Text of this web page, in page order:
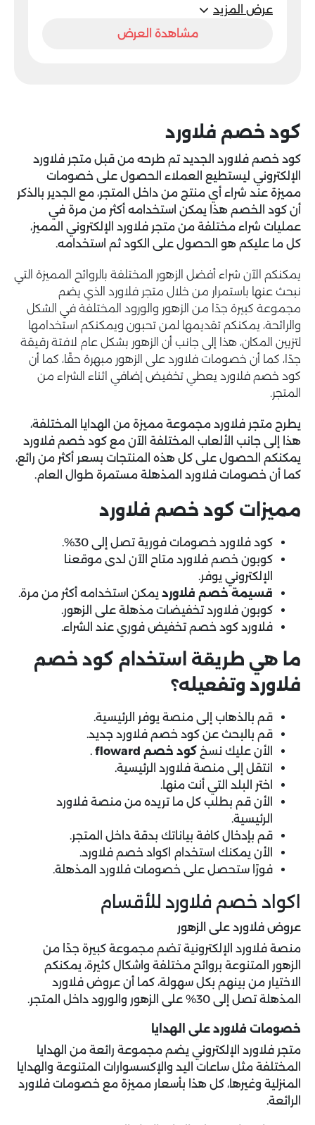
عرض المزيد
مشاهدة العرض
كود خصم فلاورد
كود خصم فلاورد الجديد تم طرحه من قبل متجر فلاورد
الإلكتروني ليستطيع العملاء الحصول على خصومات
مميزة عند شراء أي منتج من داخل المتجر، مع الجدير بالذكر
أن كود الخصم هذا يمكن استخدامه أكثر من مرة في
عمليات شراء مختلفة من متجر فلاورد الإلكتروني المميز،
كل ما عليكم هو الحصول على الكود ثم استخدامه.
يمكنكم الآن شراء أفضل الزهور المختلفة بالروائح المميزة التي
نبحث عنها باستمرار من خلال متجر فلاورد الذي يضم
مجموعة كبيرة جدًا من الزهور والورود المختلفة في الشكل
والرائحة، يمكنكم تقديمها لمن تحبون ويمكنكم استخدامها
لتزيين المكان، هذا إلى جانب أن الزهور بشكل عام لافتة رقيقة
جدًا، كما أن خصومات فلاورد على الزهور مبهرة حقًا، كما أن
كود خصم فلاورد يعطي تخفيض إضافي اثناء الشراء من
المتجر.
يطرح متجر فلاورد مجموعة مميزة من الهدايا المختلفة،
هذا إلى جانب الألعاب المختلفة الآن مع كود خصم فلاورد
يمكنكم الحصول على كل هذه المنتجات بسعر أكثر من رائع،
كما أن خصومات فلاورد المذهلة مستمرة طوال العام.
مميزات كود خصم فلاورد
كود فلاورد خصومات فورية تصل إلى 30%.
كوبون خصم فلاورد متاح الآن لدى موقعنا
الإلكتروني يوفر.
قسيمة خصم فلاورد يمكن استخدامه أكثر من مرة.
كوبون فلاورد تخفيضات مذهلة على الزهور.
فلاورد كود خصم تخفيض فوري عند الشراء.
ما هي طريقة استخدام كود خصم
فلاورد وتفعيله؟
قم بالذهاب إلى منصة يوفر الرئيسية.
قم بالبحث عن كود خصم فلاورد جديد.
الأن عليك نسخ كود خصم floward
.
انتقل إلى منصة فلاورد الرئيسية.
اختر البلد التي أنت منها.
الأن قم بطلب كل ما تريده من منصة فلاورد
الرئيسية.
قم بإدخال كافة بياناتك بدقة داخل المتجر.
الأن يمكنك استخدام اكواد خصم فلاورد.
فورًا ستحصل على خصومات فلاورد المذهلة.
اكواد خصم فلاورد للأقسام
عروض فلاورد على الزهور
منصة فلاورد الإلكترونية تضم مجموعة كبيرة جدًا من
الزهور المتنوعة بروائح مختلفة واشكال كثيرة، يمكنكم
الاختيار من بينهم بكل سهولة، كما أن عروض فلاورد
المذهلة تصل إلى 30% على الزهور والورود داخل المتجر.
خصومات فلاورد على الهدايا
متجر فلاورد الإلكتروني يضم مجموعة رائعة من الهدايا
المختلفة مثل ساعات اليد والإكسسوارات المتنوعة والهدايا
المنزلية وغيرها، كل هذا بأسعار مميزة مع خصومات فلاورد
الرائعة.